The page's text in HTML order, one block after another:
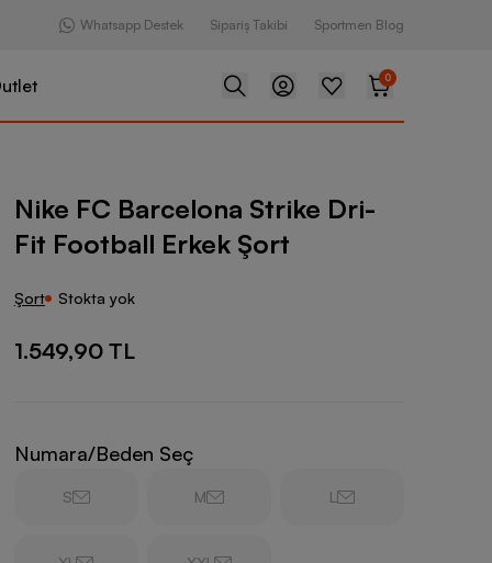
Whatsapp Destek Sipariş Takibi Sportmen Blog
0
Strike Dri-Fit Football Erkek Şort
Nike FC Barcelona Strike Dri-
Fit Football Erkek Şort
Şort Stokta yok
1.549,90 TL
Numara/Beden Seç
S M L